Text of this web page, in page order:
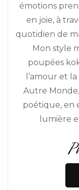
émotions
en joie, à
quotidien de
Mon style
poupées
l’amour et
Autre
poétique, en
lumière